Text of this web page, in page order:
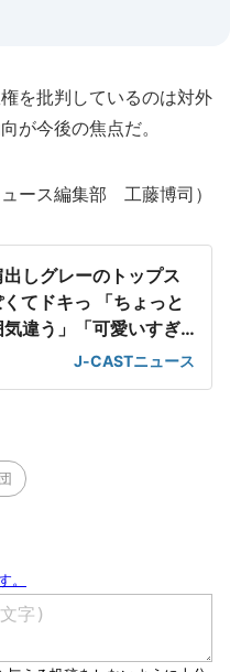
を批判しているのは対外
が今後の焦点だ。
ュース編集部 工藤博司）
しグレーのトップス
てドキっ 「ちょっと
違う」「可愛いすぎ
J-CASTニュース